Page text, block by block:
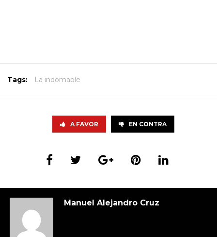
Tags: La indomable
A FAVOR EN CONTRA
Manuel Alejandro Cruz